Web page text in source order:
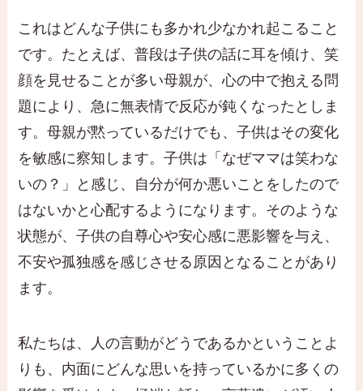
これはどんな子供にも多かれ少なかれ起こること
です。たとえば、普段は子供の話に耳を傾け、笑
顔を見せることが多い母親が、心の中で抱える問
題により、急に無表情で反応が鈍くなったとしま
す。母親が黙っているだけでも、子供はその変化
を敏感に察知します。子供は「なぜママは笑わな
いの？」と感じ、自分が何か悪いことをしたので
はないかと心配するようになります。そのような
状態が、子供の自尊心や安心感に悪影響を与え、
不安や孤独感を感じさせる原因となることがあり
ます。
私たちは、人の言動がどうであるかということよ
りも、内面にどんな思いを持っているかに多くの